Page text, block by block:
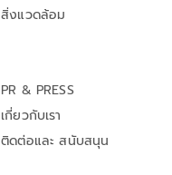
สิ่งแวดล้อม
PR & PRESS
เกี่ยวกับเรา
ติดต่อและ สนับสนุน